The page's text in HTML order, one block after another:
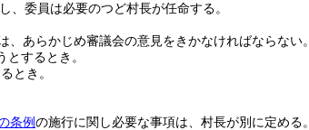
、委員は必要のつど村長が任命する。
、あらかじめ審議会の意見をきかなければならない。
するとき。
とき。
条例の施行に関し必要な事項は、村長が別に定める。